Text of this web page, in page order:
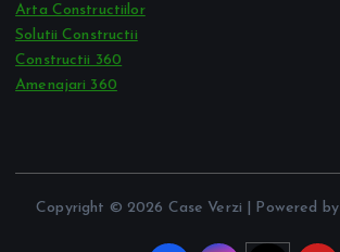
Arta Constructiilor
Solutii Constructii
Constructii 360
Amenajari 360
Copyright © 2026 Case Verzi | Powered by